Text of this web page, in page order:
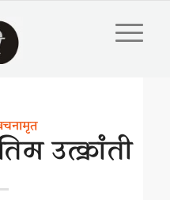
उत्क्रांती